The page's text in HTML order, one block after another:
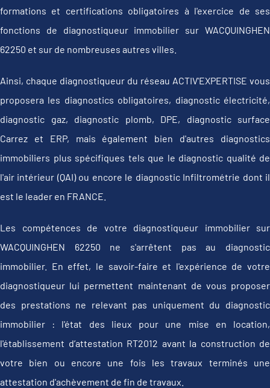
formations et certifications obligatoires à l'exercice de ses
fonctions de diagnostiqueur immobilier sur WACQUINGHEN
62250 et sur de nombreuses autres villes.
Ainsi, chaque diagnostiqueur du réseau ACTIV'EXPERTISE vous
proposera les diagnostics obligatoires, diagnostic électricité,
diagnostic gaz, diagnostic plomb, DPE, diagnostic surface
Carrez et ERP, mais également bien d'autres diagnostics
immobiliers plus spécifiques tels que le diagnostic qualité de
l'air intérieur (QAI) ou encore le diagnostic Infiltrométrie dont il
est le leader en FRANCE.
Les compétences de votre diagnostiqueur immobilier sur
WACQUINGHEN 62250 ne s'arrêtent pas au diagnostic
immobilier. En effet, le savoir-faire et l'expérience de votre
diagnostiqueur lui permettent maintenant de vous proposer
des prestations ne relevant pas uniquement du diagnostic
immobilier : l'état des lieux pour une mise en location,
l'établissement d’attestation RT2012 avant la construction de
votre bien ou encore une fois les travaux terminés une
attestation d'achèvement de fin de travaux.